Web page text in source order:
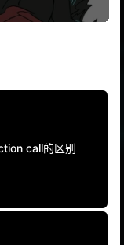
call的区别